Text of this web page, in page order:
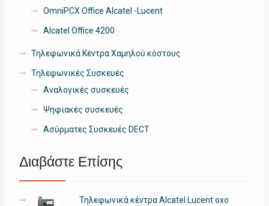
OmniPCX Office Alcatel -Lucent
Alcatel Office 4200
Τηλεφωνικά Κέντρα Χαμηλού κόστους
Τηλεφωνικές Συσκευές
Αναλογικές συσκευές
Ψηφιακές συσκευές
Ασύρματες Συσκευές DECT
Διαβάστε Επίσης
Τηλεφωνικά κέντρα Alcatel Lucent oxo